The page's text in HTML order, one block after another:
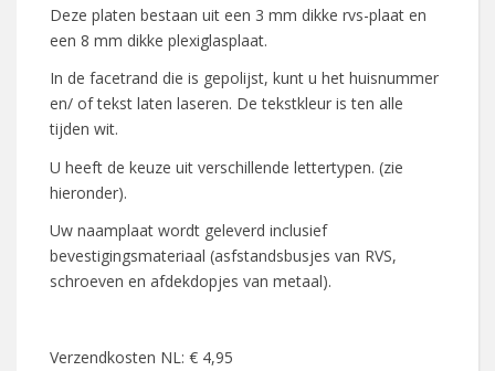
Deze platen bestaan uit een 3 mm dikke rvs-plaat en
een 8 mm dikke plexiglasplaat.
In de facetrand die is gepolijst, kunt u het huisnummer
en/ of tekst laten laseren. De tekstkleur is ten alle
tijden wit.
U heeft de keuze uit verschillende lettertypen. (zie
hieronder).
Uw naamplaat wordt geleverd inclusief
bevestigingsmateriaal (asfstandsbusjes van RVS,
schroeven en afdekdopjes van metaal).
Verzendkosten NL: € 4,95